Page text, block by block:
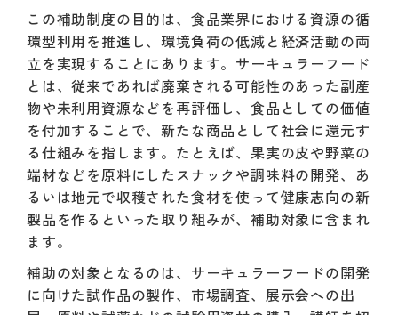
この補助制度の目的は、食品業界における資源の循
環型利用を推進し、環境負荷の低減と経済活動の両
立を実現することにあります。サーキュラーフード
とは、従来であれば廃棄される可能性のあった副産
物や未利用資源などを再評価し、食品としての価値
を付加することで、新たな商品として社会に還元す
る仕組みを指します。たとえば、果実の皮や野菜の
端材などを原料にしたスナックや調味料の開発、あ
るいは地元で収穫された食材を使って健康志向の新
製品を作るといった取り組みが、補助対象に含まれ
ます。
補助の対象となるのは、サーキュラーフードの開発
に向けた試作品の製作、市場調査、展示会への出